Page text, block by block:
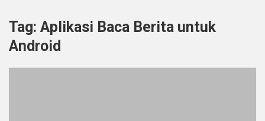
Tag: Aplikasi Baca Berita untuk
Android